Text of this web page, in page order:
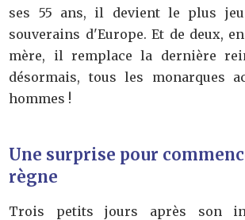
ses 55 ans, il devient le plus
souverains d'Europe. Et de deux,
mère, il remplace la dernière
désormais, tous les monarques
hommes !
Une surprise pour
règne
Trois petits jours après son